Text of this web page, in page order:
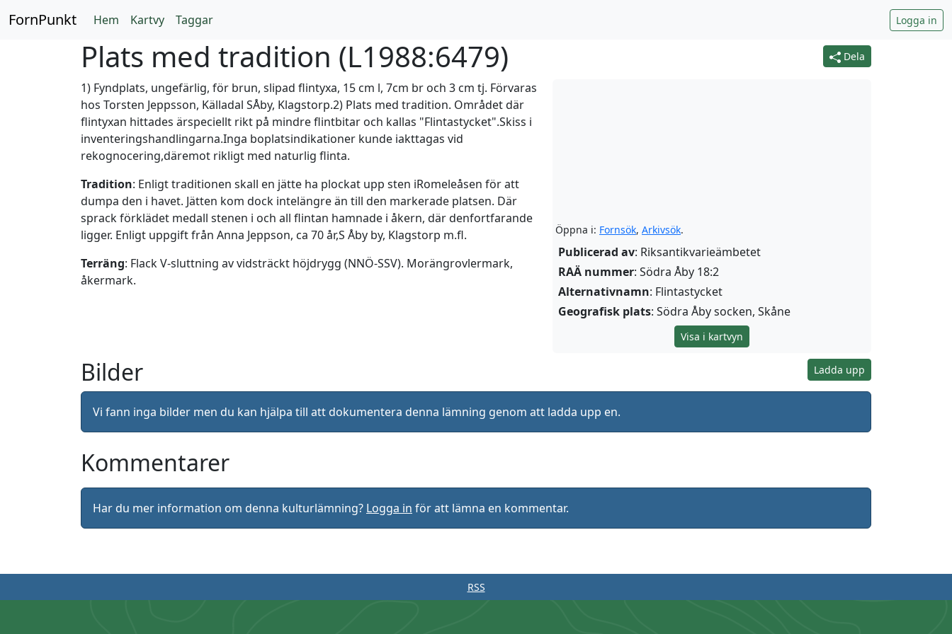
FornPunkt Hem Kartvy Taggar Logga in
Dela
Plats med tradition (L1988:6479)
Öppna i: Fornsök, Arkivsök.
Publicerad av: Riksantikvarieämbetet
RAÄ nummer: Södra Åby 18:2
Alternativnamn: Flintastycket
Geografisk plats: Södra Åby socken, Skåne
Visa i kartvyn
1) Fyndplats, ungefärlig, för brun, slipad flintyxa, 15 cm l, 7cm br och 3 cm tj. Förvaras
hos Torsten Jeppsson, Källadal SÅby, Klagstorp.2) Plats med tradition. Området där
flintyxan hittades ärspeciellt rikt på mindre flintbitar och kallas "Flintastycket".Skiss i
inventeringshandlingarna.Inga boplatsindikationer kunde iakttagas vid
rekognocering,däremot rikligt med naturlig flinta.
Tradition: Enligt traditionen skall en jätte ha plockat upp sten iRomeleåsen för att
dumpa den i havet. Jätten kom dock intelängre än till den markerade platsen. Där
sprack förklädet medall stenen i och all flintan hamnade i åkern, där denfortfarande
ligger. Enligt uppgift från Anna Jeppson, ca 70 år,S Åby by, Klagstorp m.fl.
Terräng: Flack V-sluttning av vidsträckt höjdrygg (NNÖ-SSV). Morängrovlermark,
åkermark.
Ladda upp
Bilder
Vi fann inga bilder men du kan hjälpa till att dokumentera denna lämning genom att ladda upp en.
Kommentarer
Har du mer information om denna kulturlämning? Logga in för att lämna en kommentar.
RSS